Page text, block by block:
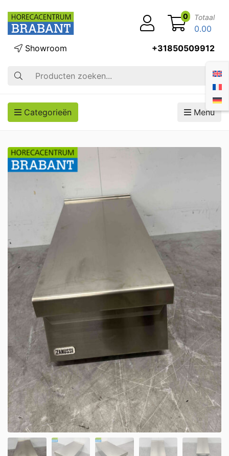
Zoek op
Showroom +31850509912
0 Totaal
0.00
Categorieën Menu